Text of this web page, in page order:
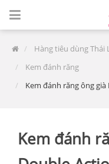
Hàng tiêu dùng Thái
Kem đánh răng
Kem đánh răng ông
Kem đánh